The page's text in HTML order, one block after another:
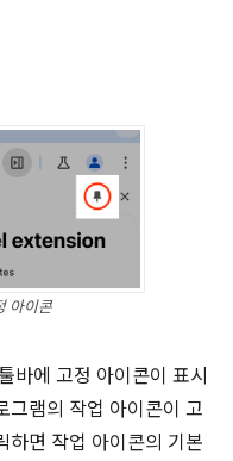
아이콘
바에 고정 아이콘이 표시
그램의 작업 아이콘이 고
하면 작업 아이콘의 기본